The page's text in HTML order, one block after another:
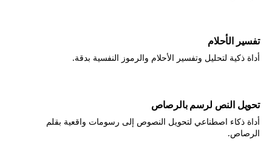
تفسير الأحلام
أداة ذكية لتحليل وتفسير الأحلام والرموز النفسية بدقة.
تحويل النص لرسم بالرصاص
أداة ذكاء اصطناعي لتحويل النصوص إلى رسومات واقعية بقلم
الرصاص.